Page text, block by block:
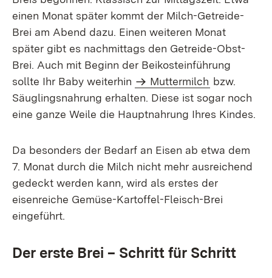
einen Monat später kommt der Milch-Getreide-
Brei am Abend dazu. Einen weiteren Monat
später gibt es nachmittags den Getreide-Obst-
Brei. Auch mit Beginn der Beikosteinführung
sollte Ihr Baby weiterhin
Muttermilch bzw.
Säuglingsnahrung erhalten. Diese ist sogar noch
eine ganze Weile die Hauptnahrung Ihres Kindes.
Da besonders der Bedarf an Eisen ab etwa dem
7. Monat durch die Milch nicht mehr ausreichend
gedeckt werden kann, wird als erstes der
eisenreiche Gemüse-Kartoffel-Fleisch-Brei
eingeführt.
Der erste Brei – Schritt für Schritt